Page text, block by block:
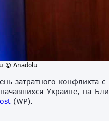
© Anadolu
затратного конфликта с
Украине, на
(WP).